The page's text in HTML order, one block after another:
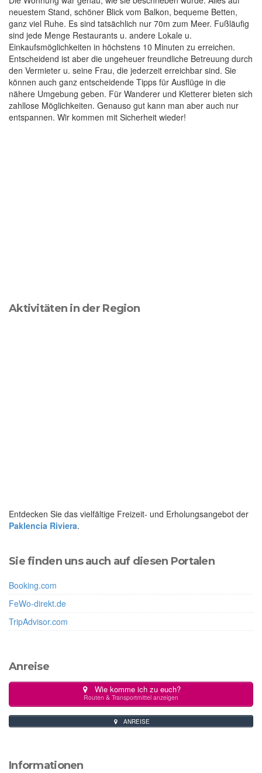
neuestem Stand, schöner Blick vom Balkon, bequeme Betten,
ganz viel Ruhe. Es sind tatsächlich nur 70m zum Meer. Fußläufig
sind jede Menge Restaurants u. andere Lokale u.
Einkaufsmöglichkeiten in höchstens 10 Minuten zu erreichen.
Entscheidend ist aber die ungeheuer freundliche Betreuung durch
den Vermieter u. seine Frau, die jederzeit erreichbar sind. Sie
können auch ganz entscheidende Tipps für Ausflüge in die
nähere Umgebung geben. Für Wanderer und Kletterer bieten sich
zahllose Möglichkeiten. Genauso gut kann man aber auch nur
entspannen. Wir kommen mit Sicherheit wieder!
Aktivitäten in der Region
Entdecken Sie das vielfältige Freizeit- und Erholungsangebot der
Paklencia Riviera.
Sie finden uns auch auf diesen Portalen
Booking.com
FeWo-direkt.de
TripAdvisor.com
Anreise
Wie komme ich zu euch?
Routen & Transportmittel anzeigen
ANREISE
Informationen